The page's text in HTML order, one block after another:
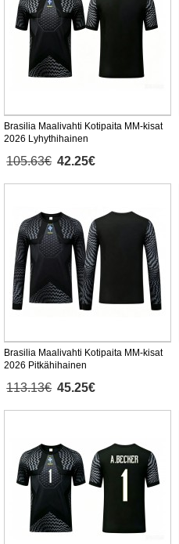
Brasilia Maalivahti Kotipaita MM-kisat
2026 Lyhythihainen
105.63€ 42.25€
Brasilia Maalivahti Kotipaita MM-kisat
2026 Pitkähihainen
113.13€ 45.25€